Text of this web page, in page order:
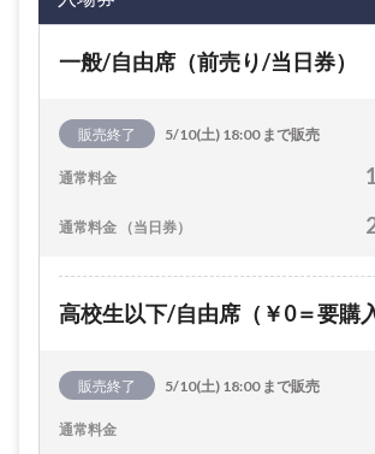
一般/自由席（前売り/当日券）
販売終了 5/10(土) 18:00 まで販売
通常料金
通常料金 （当日券）
高校生以下/自由席（￥0＝要購入
販売終了 5/10(土) 18:00 まで販売
通常料金